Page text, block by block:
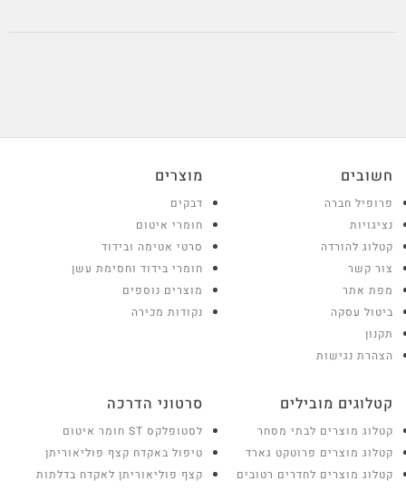
חשובים
פרופיל חברה
נציגויות
קטלוג להורדה
צור קשר
מפת אתר
ביטול עסקה
תקנון
הצהרת נגישות
מוצרים
דבקים
חומרי איטום
סרטי אטימה ובידוד
חומרי בידוד וחסימת עשן
מוצרים נוספים
נקודות מכירה
קטלוגים מובילים
קטלוג מוצרים לבתי מסחר
קטלוג מוצרים פרוטקט גארד
קטלוג מוצרים לחדרים רטובים
סרטוני הדרכה
לסטופלקס ST חומר איטום
טיפול באקדח קצף פוליאוריתן
קצף פוליאוריתן לאקדח בדלתות